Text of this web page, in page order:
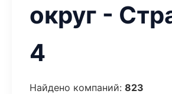
округ -
4
Найдено компаний: 823